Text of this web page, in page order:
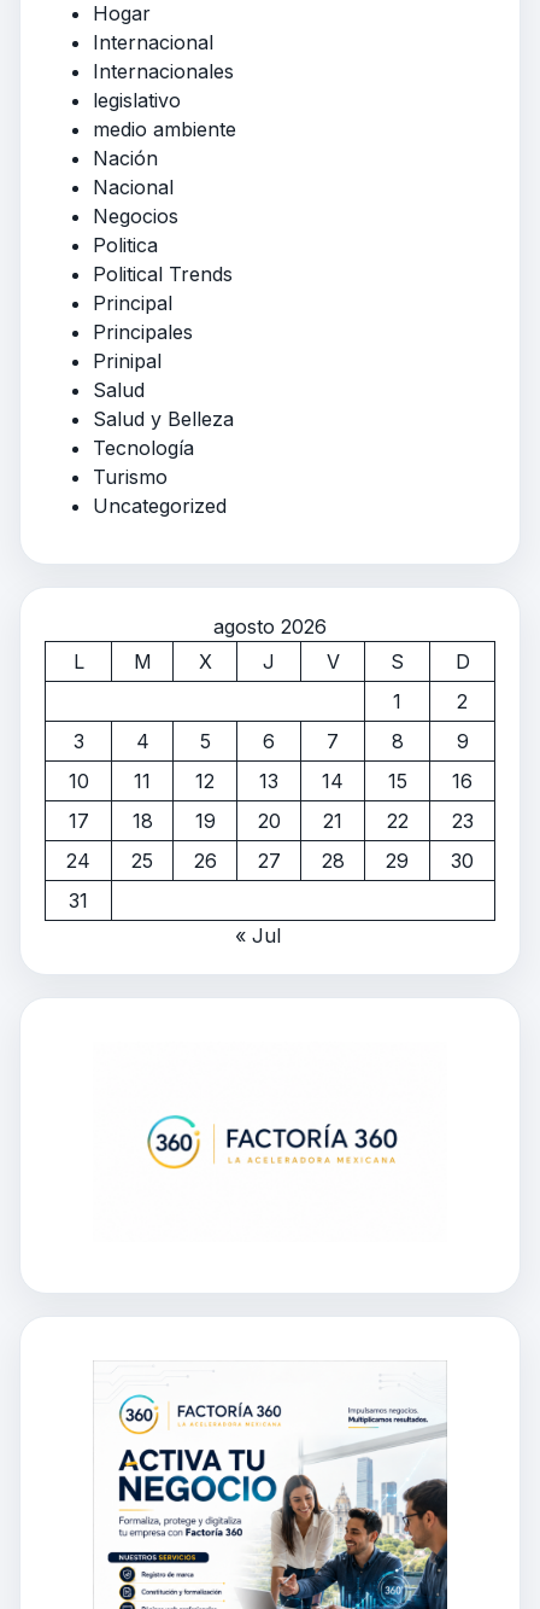
Hogar
Internacional
Internacionales
legislativo
medio ambiente
Nación
Nacional
Negocios
Politica
Political Trends
Principal
Principales
Prinipal
Salud
Salud y Belleza
Tecnología
Turismo
Uncategorized
agosto 2026
L
M X J V S
D
1
2
3
4 5 6 7 8
9
10
11 12 13 14 15
16
17
18 19 20 21 22
23
24
25 26 27 28 29
30
31
« Jul